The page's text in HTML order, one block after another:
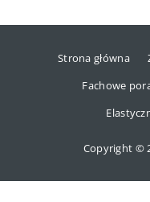
Strona główna
Fachowe
Copyright ©